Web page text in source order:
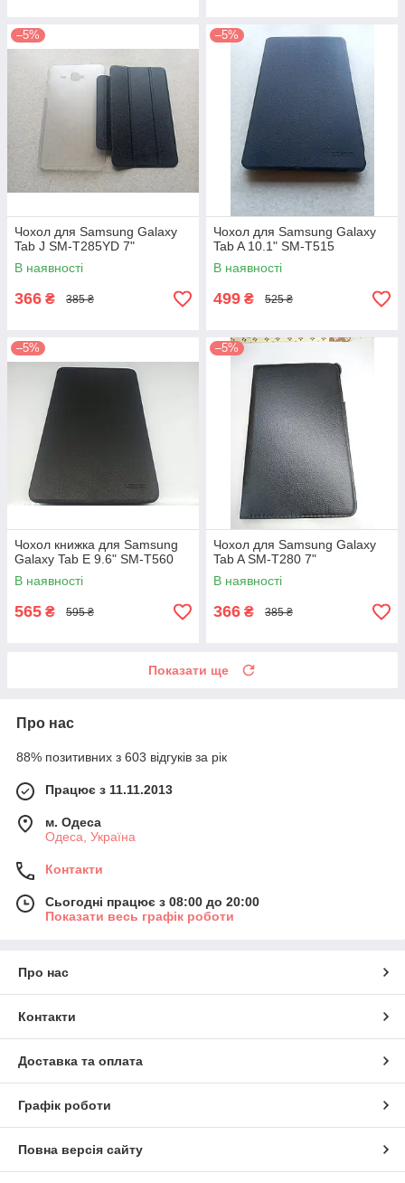
–5%
Чохол для Samsung Galaxy
Tab J SM-T285YD 7"
В наявності
366 ₴ 385 ₴
–5%
Чохол для Samsung Galaxy
Tab A 10.1" SM-T515
В наявності
499 ₴ 525 ₴
–5%
Чохол книжка для Samsung
Galaxy Tab E 9.6" SM-T560
В наявності
565 ₴ 595 ₴
–5%
Чохол для Samsung Galaxy
Tab A SM-T280 7"
В наявності
366 ₴ 385 ₴
Показати ще
Про нас
88% позитивних з 603 відгуків за рік
Працює з 11.11.2013
м. Одеса
Одеса, Україна
Контакти
Сьогодні працює з 08:00 до 20:00
Показати весь графік роботи
Про нас
Контакти
Доставка та оплата
Графік роботи
Повна версія сайту